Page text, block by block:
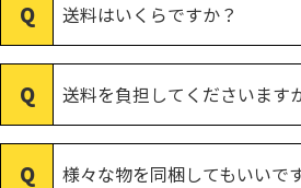
送料はいくらですか？
送料を負担してくださいます
様々な物を同梱してもいいで